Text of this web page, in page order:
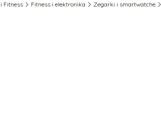
Fitness Fitness i elektronika Zegarki i smartwatche